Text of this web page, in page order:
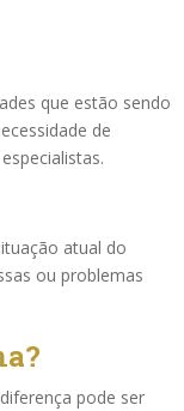
que estão sendo
de
atual do
ou problemas
pode ser